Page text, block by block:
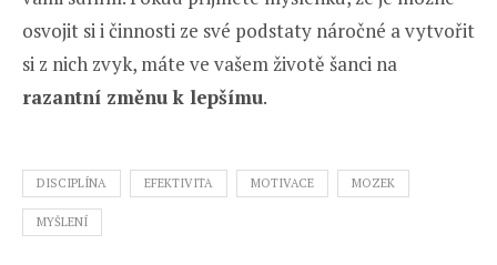
osvojit si i činnosti ze své podstaty náročné a vytvořit
si z nich zvyk, máte ve vašem životě šanci na
razantní změnu k lepšímu.
DISCIPLÍNA EFEKTIVITA MOTIVACE MOZEK
MYŠLENÍ